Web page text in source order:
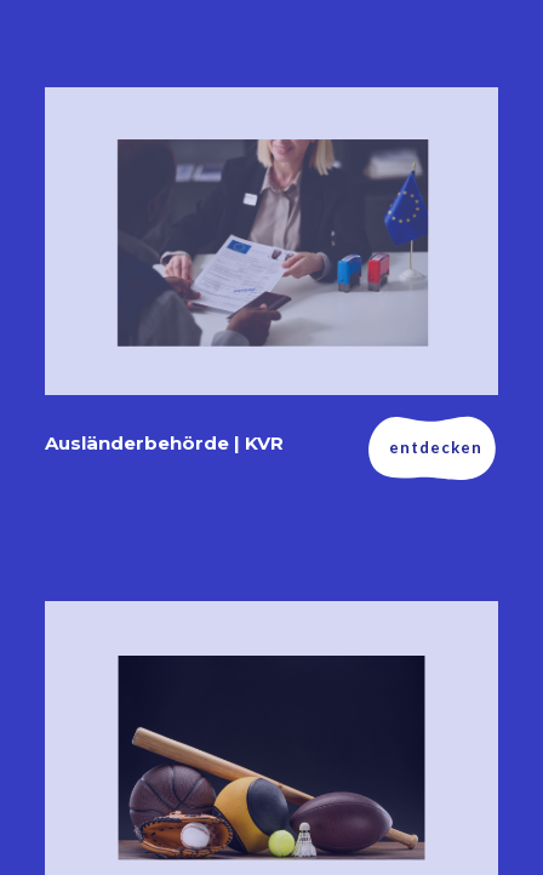
Ausländerbehörde | KVR entdecken